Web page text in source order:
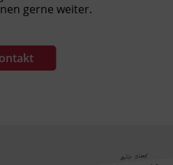
gerne weiter.